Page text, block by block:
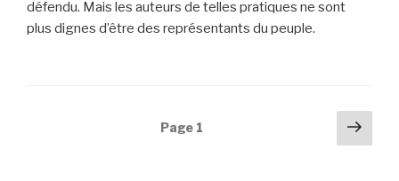
défendu. Mais les auteurs de telles pratiques ne sont
plus dignes d’être des représentants du peuple.
Page 1